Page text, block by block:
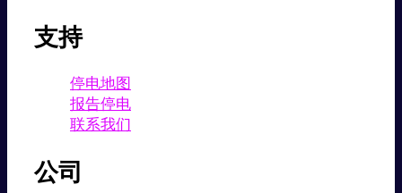
支持
停电地图
报告停电
联系我们
公司